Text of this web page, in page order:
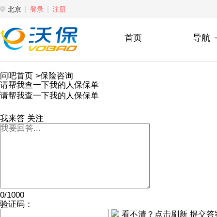
北京 登录 注册
首页 导航
问吧首页 >保险咨询
请帮我查一下我的人保保单
请帮我查一下我的人保保单
我来答 关注
0/1000
验证码：
看不清？点击刷新 提交答